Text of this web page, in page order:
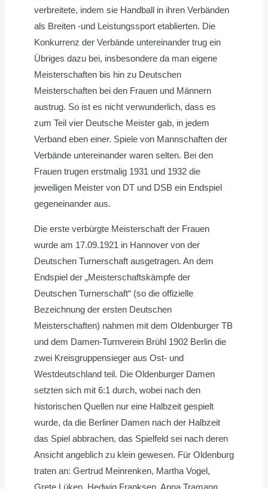
verbreitete, indem sie Handball in ihren Verbänden
als Breiten -und Leistungssport etablierten. Die
Konkurrenz der Verbände untereinander trug ein
Übriges dazu bei, insbesondere da man eigene
Meisterschaften bis hin zu Deutschen
Meisterschaften bei den Frauen und Männern
austrug. So ist es nicht verwunderlich, dass es
zum Teil vier Deutsche Meister gab, in jedem
Verband eben einer. Spiele von Mannschaften der
Verbände untereinander waren selten. Bei den
Frauen trugen erstmalig 1931 und 1932 die
jeweiligen Meister von DT und DSB ein Endspiel
gegeneinander aus.
Die erste verbürgte Meisterschaft der Frauen
wurde am 17.09.1921 in Hannover von der
Deutschen Turnerschaft ausgetragen. An dem
Endspiel der „Meisterschaftskämpfe der
Deutschen Turnerschaft“ (so die offizielle
Bezeichnung der ersten Deutschen
Meisterschaften) nahmen mit dem Oldenburger TB
und dem Damen-Turnverein Brühl 1902 Berlin die
zwei Kreisgruppensieger aus Ost- und
Westdeutschland teil. Die Oldenburger Damen
setzten sich mit 6:1 durch, wobei nach den
historischen Quellen nur eine Halbzeit gespielt
wurde, da die Berliner Damen nach der Halbzeit
das Spiel abbrachen, das Spielfeld sei nach deren
Ansicht angeblich zu klein gewesen. Für Oldenburg
traten an: Gertrud Meinrenken, Martha Vogel,